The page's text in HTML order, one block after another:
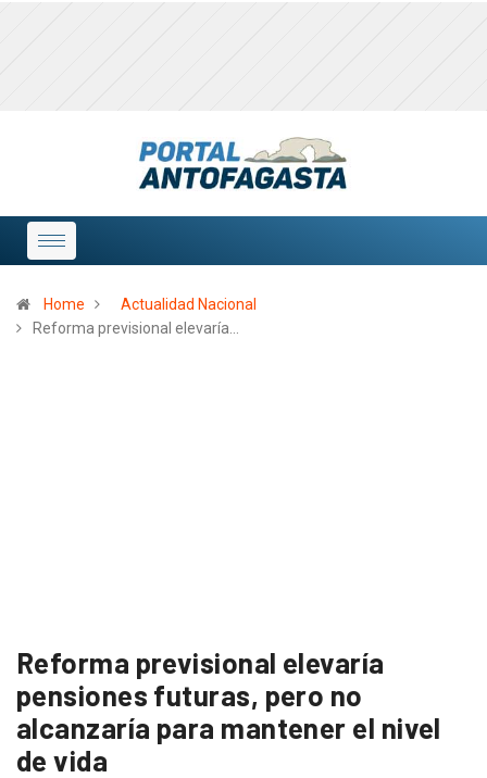
Home
Actualidad Nacional
Reforma previsional elevaría…
Reforma previsional elevaría
pensiones futuras, pero no
alcanzaría para mantener el nivel
de vida